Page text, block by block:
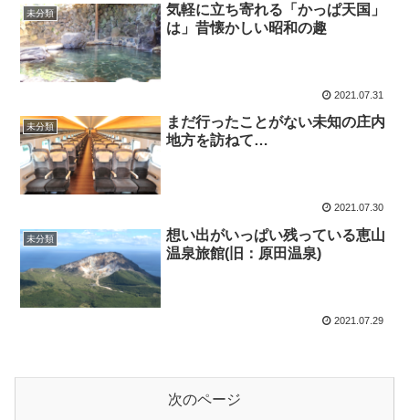
未分類
気軽に立ち寄れる「かっぱ天国」
は」昔懐かしい昭和の趣
2021.07.31
未分類
まだ行ったことがない未知の庄内
地方を訪ねて…
2021.07.30
未分類
想い出がいっぱい残っている恵山
温泉旅館(旧：原田温泉)
2021.07.29
次のページ